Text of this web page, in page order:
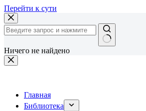
Перейти к сути
Ничего не найдено
Главная
Библиотека